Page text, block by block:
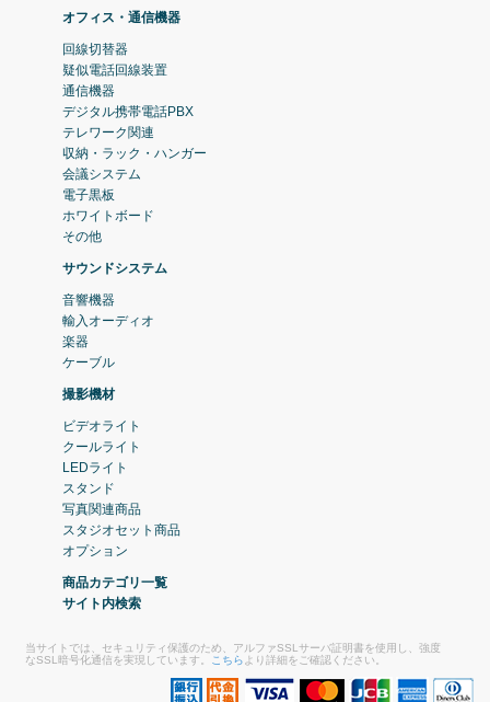
オフィス・通信機器
回線切替器
疑似電話回線装置
通信機器
デジタル携帯電話PBX
テレワーク関連
収納・ラック・ハンガー
会議システム
電子黒板
ホワイトボード
その他
サウンドシステム
音響機器
輸入オーディオ
楽器
ケーブル
撮影機材
ビデオライト
クールライト
LEDライト
スタンド
写真関連商品
スタジオセット商品
オプション
商品カテゴリ一覧
サイト内検索
当サイトでは、セキュリティ保護のため、アルファSSLサーバ証明書を使用し、強度
なSSL暗号化通信を実現しています。
こちら より詳細をご確認ください。